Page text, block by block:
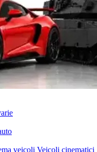
veicoli Veicoli cinematici